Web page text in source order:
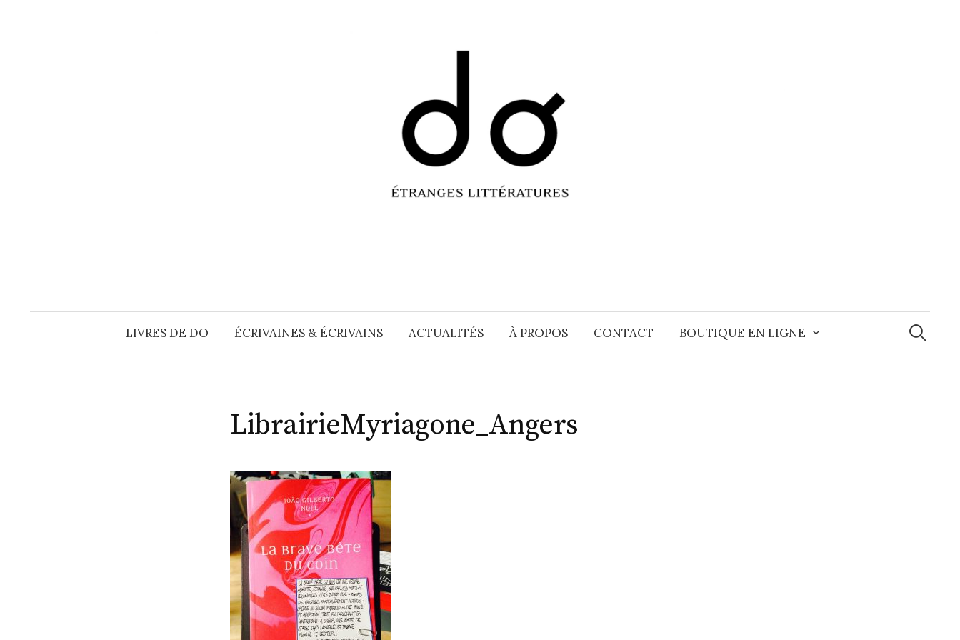
LIVRES DE DO ÉCRIVAINES & ÉCRIVAINS ACTUALITÉS À PROPOS CONTACT BOUTIQUE EN LIGNE
LibrairieMyriagone_Angers